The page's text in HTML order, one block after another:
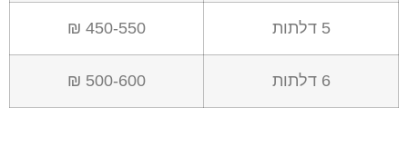
5 דלתות 450-550 ₪
6 דלתות 500-600 ₪